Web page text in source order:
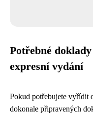
Potřebné
expresní vydání
Pokud potřebujete vyřídit
dokonale připravených